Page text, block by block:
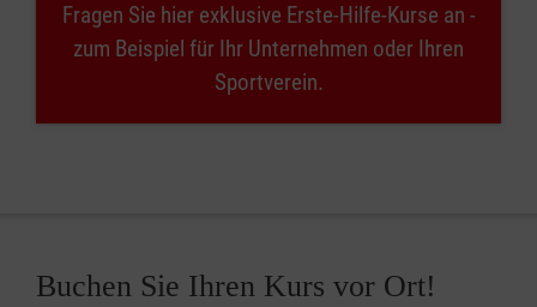
Fragen Sie hier exklusive Erste-Hilfe-Kurse an -
zum Beispiel für Ihr Unternehmen oder Ihren
Sportverein.
Buchen Sie Ihren Kurs vor Ort!